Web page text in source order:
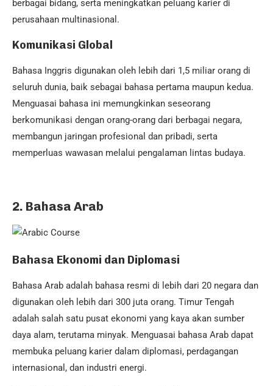
berbagai bidang, serta meningkatkan peluang karier di
perusahaan multinasional.
Komunikasi Global
Bahasa Inggris digunakan oleh lebih dari 1,5 miliar orang di
seluruh dunia, baik sebagai bahasa pertama maupun kedua.
Menguasai bahasa ini memungkinkan seseorang
berkomunikasi dengan orang-orang dari berbagai negara,
membangun jaringan profesional dan pribadi, serta
memperluas wawasan melalui pengalaman lintas budaya.
2. Bahasa Arab
Bahasa Ekonomi dan Diplomasi
Bahasa Arab adalah bahasa resmi di lebih dari 20 negara dan
digunakan oleh lebih dari 300 juta orang. Timur Tengah
adalah salah satu pusat ekonomi yang kaya akan sumber
daya alam, terutama minyak. Menguasai bahasa Arab dapat
membuka peluang karier dalam diplomasi, perdagangan
internasional, dan industri energi.